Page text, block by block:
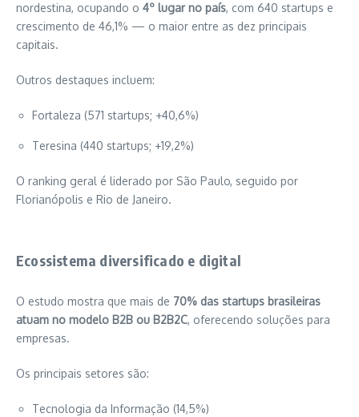
nordestina, ocupando o 4º lugar no país, com 640 startups e
crescimento de 46,1% — o maior entre as dez principais
capitais.
Outros destaques incluem:
Fortaleza (571 startups; +40,6%)
Teresina (440 startups; +19,2%)
O ranking geral é liderado por São Paulo, seguido por
Florianópolis e Rio de Janeiro.
Ecossistema diversificado e digital
O estudo mostra que mais de 70% das startups brasileiras
atuam no modelo B2B ou B2B2C, oferecendo soluções para
empresas.
Os principais setores são:
Tecnologia da Informação (14,5%)